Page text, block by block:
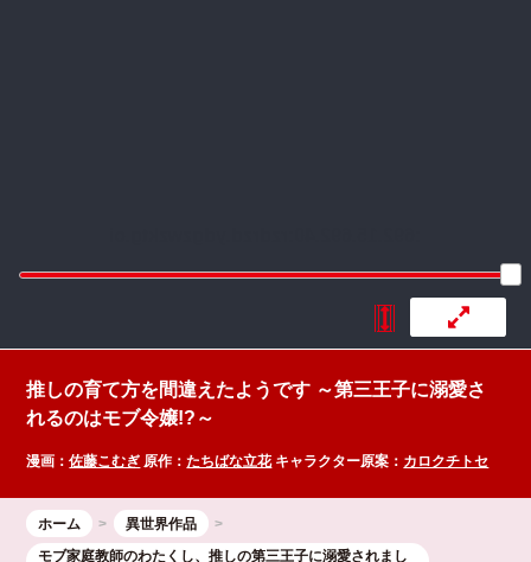
推しの育て方を間違えたようです ～第三王子に溺愛さ
れるのはモブ令嬢!?～
漫画：佐藤こむぎ 原作：たちばな立花キャラクター原案： カロクチトセ
ホーム
異世界作品
モブ家庭教師のわたくし、推しの第三王子に溺愛されまし